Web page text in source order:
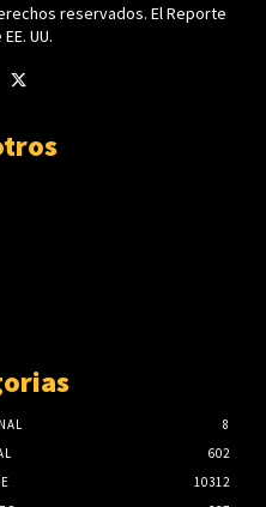
reservados. El Reporte
UU.
8
602
10312